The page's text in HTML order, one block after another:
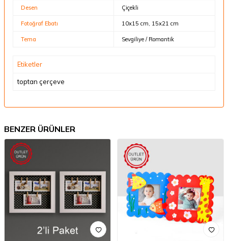
Desen Çiçekli
Fotoğraf Ebatı 10x15 cm, 15x21 cm
Tema Sevgiliye / Romantik
Etiketler
toptan çerçeve
BENZER ÜRÜNLER